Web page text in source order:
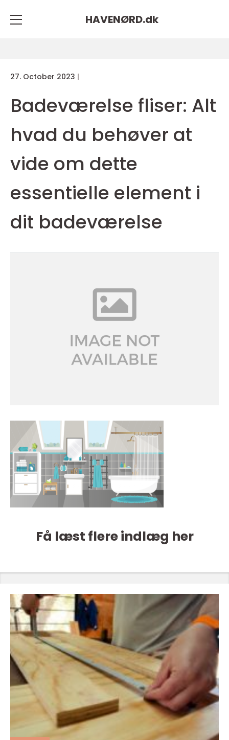
HAVENØRD.dk
27. October 2023
Badeværelse fliser: Alt
hvad du behøver at
vide om dette
essentielle element i
dit badeværelse
Få læst flere indlæg her